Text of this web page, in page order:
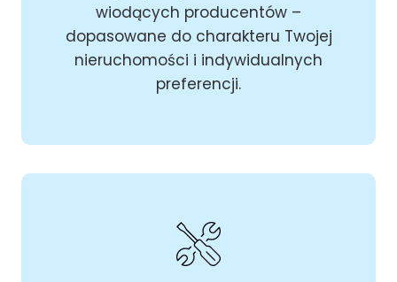
wiodących producentów –
dopasowane do charakteru Twojej
nieruchomości i indywidualnych
preferencji.